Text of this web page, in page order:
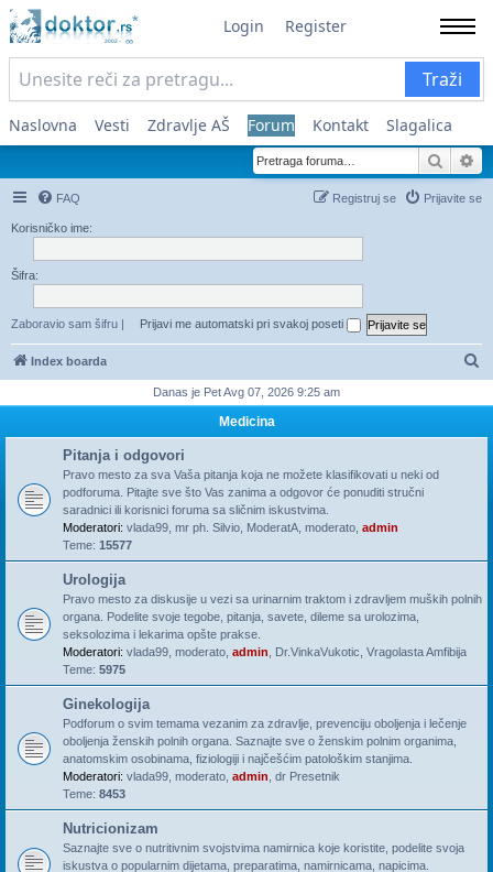
Login Register
Traži
Naslovna Vesti Zdravlje AŠ Forum Kontakt Slagalica
FAQ Prijavite se
Registruj se
Korisničko ime:
Šifra:
Zaboravio sam šifru | Prijavi me automatski pri svakoj poseti
Index boarda
Danas je Pet Avg 07, 2026 9:25 am
Medicina
Pitanja i odgovori
Pravo mesto za sva Vaša pitanja koja ne možete klasifikovati u neki od
podforuma. Pitajte sve što Vas zanima a odgovor će ponuditi stručni
saradnici ili korisnici foruma sa sličnim iskustvima.
Moderatori: vlada99 mr ph. Silvio ModeratA moderato admin
Teme: 15577
Urologija
Pravo mesto za diskusije u vezi sa urinarnim traktom i zdravljem muških polnih
organa. Podelite svoje tegobe, pitanja, savete, dileme sa urolozima,
seksolozima i lekarima opšte prakse.
Moderatori: vlada99 moderato admin Dr.VinkaVukotic Vragolasta Amfibija
Teme: 5975
Ginekologija
Podforum o svim temama vezanim za zdravlje, prevenciju oboljenja i lečenje
oboljenja ženskih polnih organa. Saznajte sve o ženskim polnim organima,
anatomskim osobinama, fiziologiji i najčešćim patološkim stanjima.
Moderatori: vlada99 moderato admin dr Presetnik
Teme: 8453
Nutricionizam
Saznajte sve o nutritivnim svojstvima namirnica koje koristite, podelite svoja
iskustva o popularnim dijetama, preparatima, namirnicama, napicima.